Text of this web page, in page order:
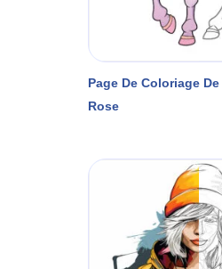
Page De Coloriage
Rose